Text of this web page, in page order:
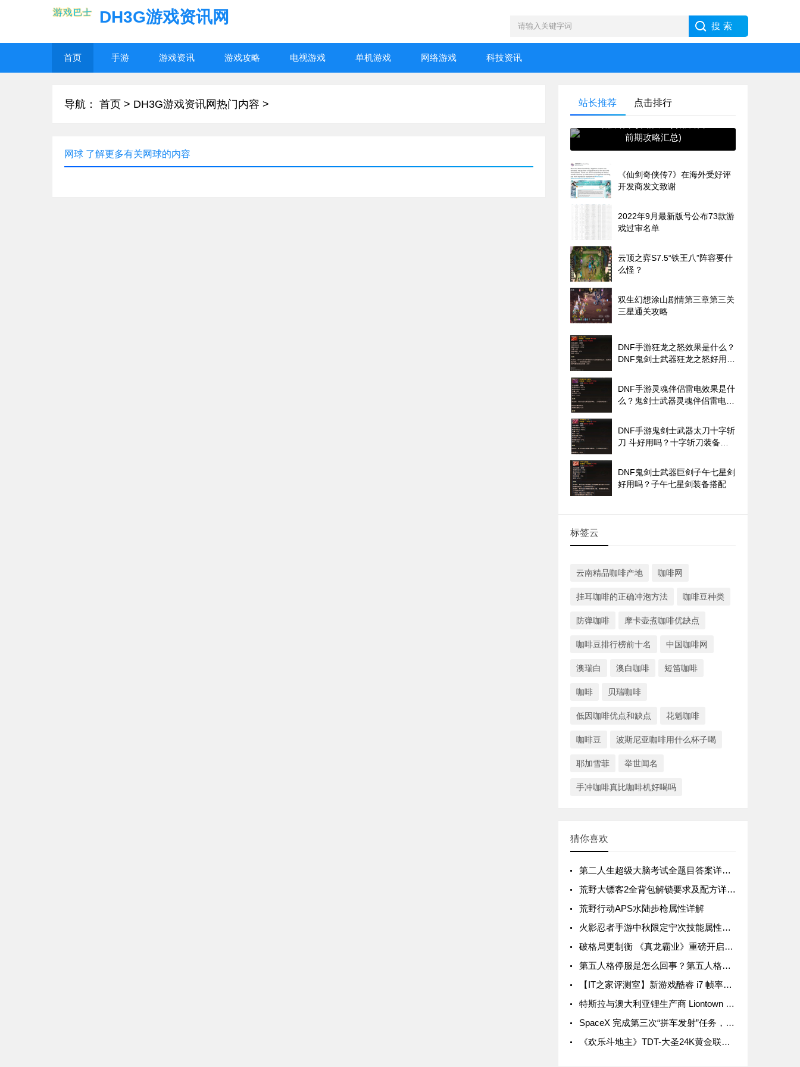
DH3G游戏资讯网
首页 手游 游戏资讯 游戏攻略 电视游戏 单机游戏 网络游戏 科技资讯
导航： 首页 > DH3G游戏资讯网热门内容 >
网球 了解更多有关网球的内容
站长推荐 点击排行
前期攻略汇总)
《仙剑奇侠传7》在海外受好评
开发商发文致谢
2022年9月最新版号公布73款游
戏过审名单
云顶之弈S7.5“铁王八”阵容要什
么怪？
双生幻想涂山剧情第三章第三关
三星通关攻略
DNF手游狂龙之怒效果是什么？
DNF鬼剑士武器狂龙之怒好用
DNF手游灵魂伴侣雷电效果是什
么？鬼剑士武器灵魂伴侣雷电好
DNF手游鬼剑士武器太刀十字斩
刀 斗好用吗？十字斩刀装备搭
DNF鬼剑士武器巨剑子午七星剑
好用吗？子午七星剑装备搭配
标签云
云南精品咖啡产地 咖啡网
挂耳咖啡的正确冲泡方法 咖啡豆种类
防弹咖啡 摩卡壶煮咖啡优缺点
咖啡豆排行榜前十名 中国咖啡网
澳瑞白 澳白咖啡 短笛咖啡
咖啡 贝瑞咖啡
低因咖啡优点和缺点 花魁咖啡
咖啡豆 波斯尼亚咖啡用什么杯子喝
耶加雪菲 举世闻名
手冲咖啡真比咖啡机好喝吗
猜你喜欢
第二人生超级大脑考试全题目答案详解汇总
荒野大镖客2全背包解锁要求及配方详解汇总
荒野行动APS水陆步枪属性详解
火影忍者手游中秋限定宁次技能属性详解
破格局更制衡 《真龙霸业》重磅开启SLG3.0时代
第五人格停服是怎么回事？第五人格停服公告一览
【IT之家评测室】新游戏酷睿 i7 帧率领先 15%，拯救者 Y9000P 与 R9000P 进一步拉开差距
特斯拉与澳大利亚锂生产商 Liontown Resources 签署五年协议，后者股价暴涨近 20%
SpaceX 完成第三次“拼车发射”任务，送 105 颗微型卫星入轨
《欢乐斗地主》TDT-大圣24K黄金联赛首轮周赛战罢 关注大圣Live抢互动豪礼！